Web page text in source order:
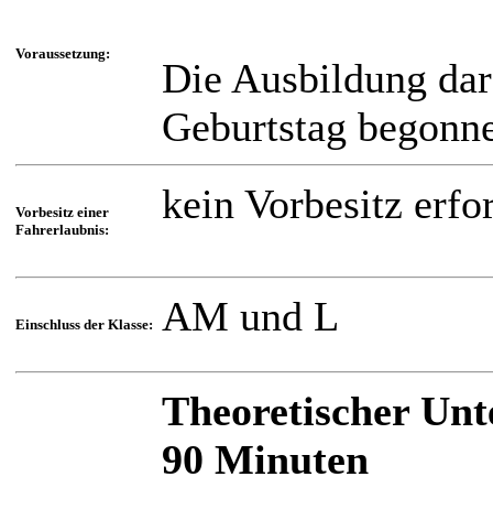
Voraussetzung:
Die Ausbildung
Geburtstag
Vorbesitz einer
Fahrerlaubnis:
kein Vorbesitz
Einschluss der Klasse: AM und L
Theoretischer
90 Minuten